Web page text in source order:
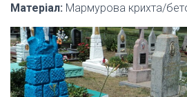
Матеріал: Мармурова крихта/